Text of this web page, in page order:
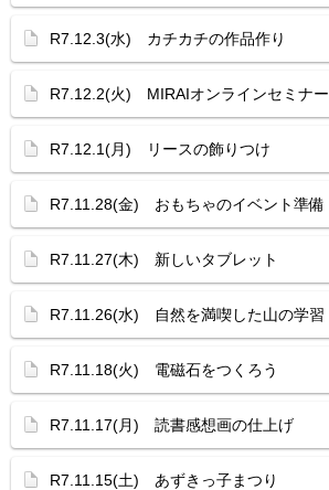
R7.12.3(水) カチカチの作品作り
R7.12.2(火) MIRAIオンラインセミナー
R7.12.1(月) リースの飾りつけ
R7.11.28(金) おもちゃのイベント準備
R7.11.27(木) 新しいタブレット
R7.11.26(水) 自然を満喫した山の学習
R7.11.18(火) 電磁石をつくろう
R7.11.17(月) 読書感想画の仕上げ
R7.11.15(土) あずきっ子まつり